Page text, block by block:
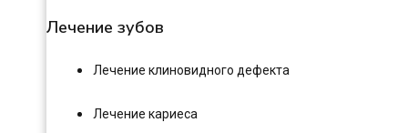
Лечение зубов
Лечение клиновидного дефекта
Лечение кариеса